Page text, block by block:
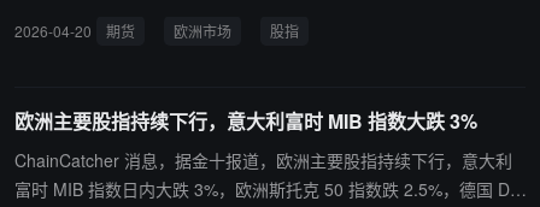
2026-04-20 期货 欧洲市场 股指
欧洲主要股指持续下行，意大利富时 MIB 指数大跌 3%
ChainCatcher 消息，据金十报道，欧洲主要股指持续下行，意大利
富时 MIB 指数日内大跌 3%，欧洲斯托克 50 指数跌 2.5%，德国 DA